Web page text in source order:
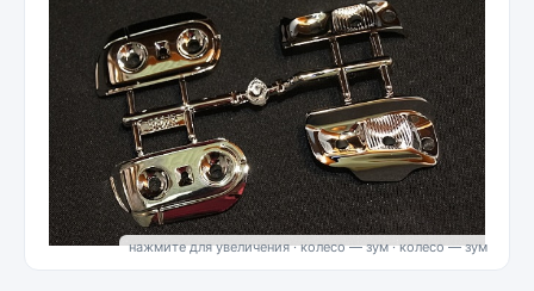
нажмите для увеличения · колесо — зум